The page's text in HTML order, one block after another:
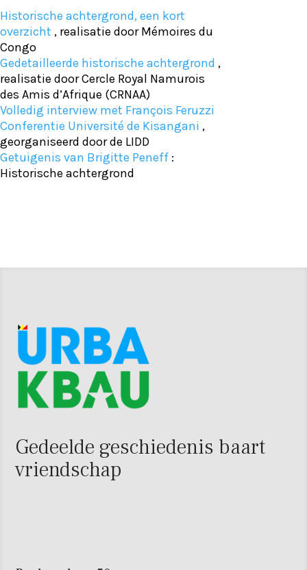
Historische achtergrond, een kort
overzicht , realisatie door Mémoires du
Congo
Gedetailleerde historische achtergrond ,
realisatie door Cercle Royal Namurois
des Amis d’Afrique (CRNAA)
Volledig interview met François Feruzzi
Conferentie Université de Kisangani ,
georganiseerd door de LIDD
Getuigenis van Brigitte Peneff :
Historische achtergrond
Gedeelde geschiedenis baart
vriendschap